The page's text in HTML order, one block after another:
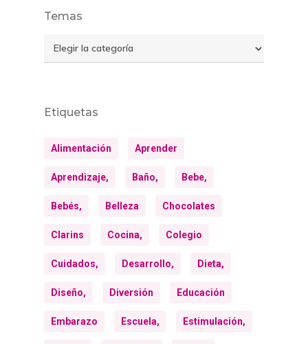
Temas
Temas
Etiquetas
Alimentación Aprender
Aprendizaje, Baño, Bebe,
Bebés, Belleza Chocolates
Clarins Cocina, Colegio
Cuidados, Desarrollo, Dieta,
Diseño, Diversión Educación
Embarazo Escuela, Estimulación,